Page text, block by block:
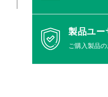
製品ユー
ご購入製品